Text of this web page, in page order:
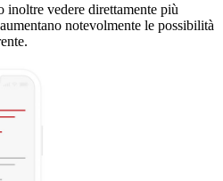
inoltre vedere direttamente più
notevolmente le possibilità